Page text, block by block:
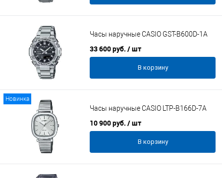
Часы наручные CASIO GST-B600D-1A
33 600 руб. / шт
В корзину
Новинка
Часы наручные CASIO LTP-B166D-7A
10 900 руб. / шт
В корзину